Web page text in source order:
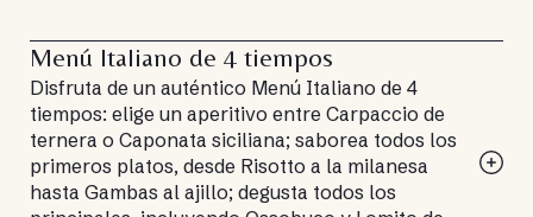
Menú Italiano de 4 tiempos
Disfruta de un auténtico Menú Italiano de 4
tiempos: elige un aperitivo entre Carpaccio de
ternera o Caponata siciliana; saborea todos los
primeros platos, desde Risotto a la milanesa
hasta Gambas al ajillo; degusta todos los